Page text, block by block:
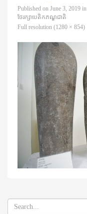
Published on June 3, 2019 in
ថែរក្សាបេតិកភណ្ឌជាតិ
Full resolution (1280 × 854)